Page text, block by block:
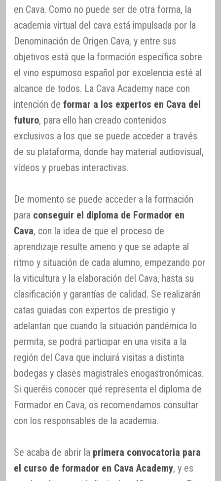
en Cava. Como no puede ser de otra forma, la
academia virtual del cava está impulsada por la
Denominación de Origen Cava, y entre sus
objetivos está que la formación específica sobre
el vino espumoso español por excelencia esté al
alcance de todos. La Cava Academy nace con
intención de formar a los expertos en Cava del
futuro, para ello han creado contenidos
exclusivos a los que se puede acceder a través
de su plataforma, donde hay material audiovisual,
vídeos y pruebas interactivas.
De momento se puede acceder a la formación
para conseguir el diploma de Formador en
Cava, con la idea de que el proceso de
aprendizaje resulte ameno y que se adapte al
ritmo y situación de cada alumno, empezando por
la viticultura y la elaboración del Cava, hasta su
clasificación y garantías de calidad. Se realizarán
catas guiadas con expertos de prestigio y
adelantan que cuando la situación pandémica lo
permita, se podrá participar en una visita a la
región del Cava que incluirá visitas a distinta
bodegas y clases magistrales enogastronómicas.
Si queréis conocer qué representa el diploma de
Formador en Cava, os recomendamos consultar
con los responsables de la academia.
Se acaba de abrir la primera convocatoria para
el curso de formador en Cava Academy, y es